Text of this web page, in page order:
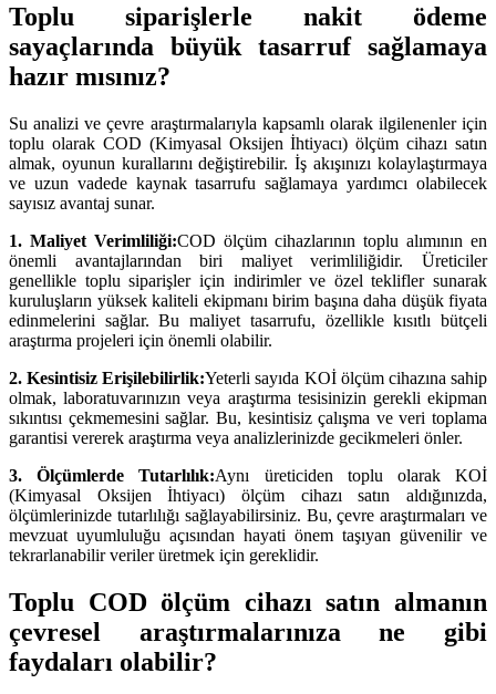
Toplu siparişlerle nakit ödeme
sayaçlarında büyük tasarruf sağlamaya
hazır mısınız?
Su analizi ve çevre araştırmalarıyla kapsamlı olarak ilgilenenler için
toplu olarak COD (Kimyasal Oksijen İhtiyacı) ölçüm cihazı satın
almak, oyunun kurallarını değiştirebilir. İş akışınızı kolaylaştırmaya
ve uzun vadede kaynak tasarrufu sağlamaya yardımcı olabilecek
sayısız avantaj sunar.
1. Maliyet Verimliliği:COD ölçüm cihazlarının toplu alımının en
önemli avantajlarından biri maliyet verimliliğidir. Üreticiler
genellikle toplu siparişler için indirimler ve özel teklifler sunarak
kuruluşların yüksek kaliteli ekipmanı birim başına daha düşük fiyata
edinmelerini sağlar. Bu maliyet tasarrufu, özellikle kısıtlı bütçeli
araştırma projeleri için önemli olabilir.
2. Kesintisiz Erişilebilirlik:Yeterli sayıda KOİ ölçüm cihazına sahip
olmak, laboratuvarınızın veya araştırma tesisinizin gerekli ekipman
sıkıntısı çekmemesini sağlar. Bu, kesintisiz çalışma ve veri toplama
garantisi vererek araştırma veya analizlerinizde gecikmeleri önler.
3. Ölçümlerde Tutarlılık:Aynı üreticiden toplu olarak KOİ
(Kimyasal Oksijen İhtiyacı) ölçüm cihazı satın aldığınızda,
ölçümlerinizde tutarlılığı sağlayabilirsiniz. Bu, çevre araştırmaları ve
mevzuat uyumluluğu açısından hayati önem taşıyan güvenilir ve
tekrarlanabilir veriler üretmek için gereklidir.
Toplu COD ölçüm cihazı satın almanın
çevresel araştırmalarınıza ne gibi
faydaları olabilir?